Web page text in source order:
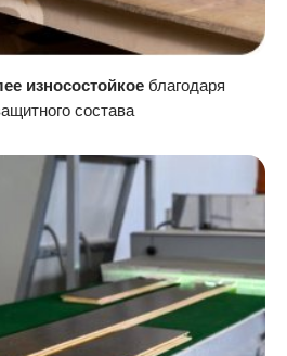
износостойкое благодаря
состава